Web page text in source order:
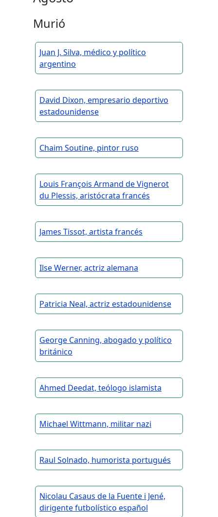
Murió
Juan J. Silva, médico y político
argentino
David Dixon, empresario deportivo
estadounidense
Chaim Soutine, pintor ruso
Louis François Armand de Vignerot
du Plessis, aristócrata francés
James Tissot, artista francés
Ilse Werner, actriz alemana
Patricia Neal, actriz estadounidense
George Canning, abogado y político
británico
Ahmed Deedat, teólogo islamista
Michael Wittmann, militar nazi
Raul Solnado, humorista portugués
Nicolau Casaus de la Fuente i Jené,
dirigente futbolístico español